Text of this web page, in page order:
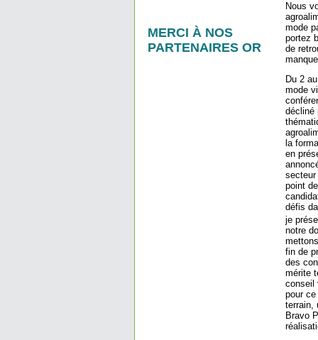
MERCI À NOS
PARTENAIRES OR
Nous
mode
portez
de
Du 2
mode
décliné
la
en
secteur
point
défis
je
notre
fin de
des
mérite
conseil
pour
terrain,
Bravo